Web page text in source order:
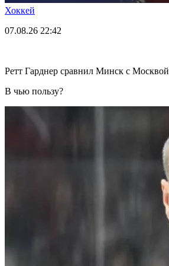
Хоккей
07.08.26 22:42
Ретт Гарднер сравнил Минск с Москвой
В чью пользу?